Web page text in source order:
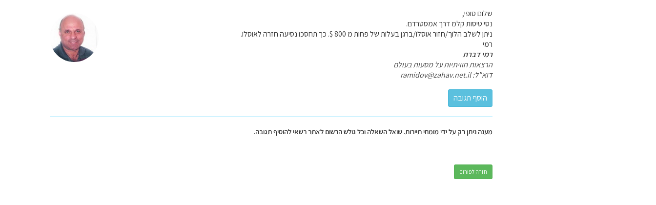
שלום סופי,
נסי טיסות קלמ דרך אמסטרדם.
ניתן לשלב הלוך/חזור אוסלו/ברגן בעלות של פחות מ 800 $. כך תחסכו נסיעה חזרה לאוסלו.
רמי
רמי דברת
הרצאות חוויתיות על מסעות בעולם
דוא"ל: ramidov@zahav.net.il
מענה ניתן רק על ידי מומחי תיירות. שואל השאלה וכל גולש הרשום לאתר רשאי להוסיף תגובה.
חזרה לפורום